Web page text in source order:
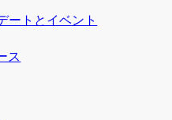
ートとイベント
ス